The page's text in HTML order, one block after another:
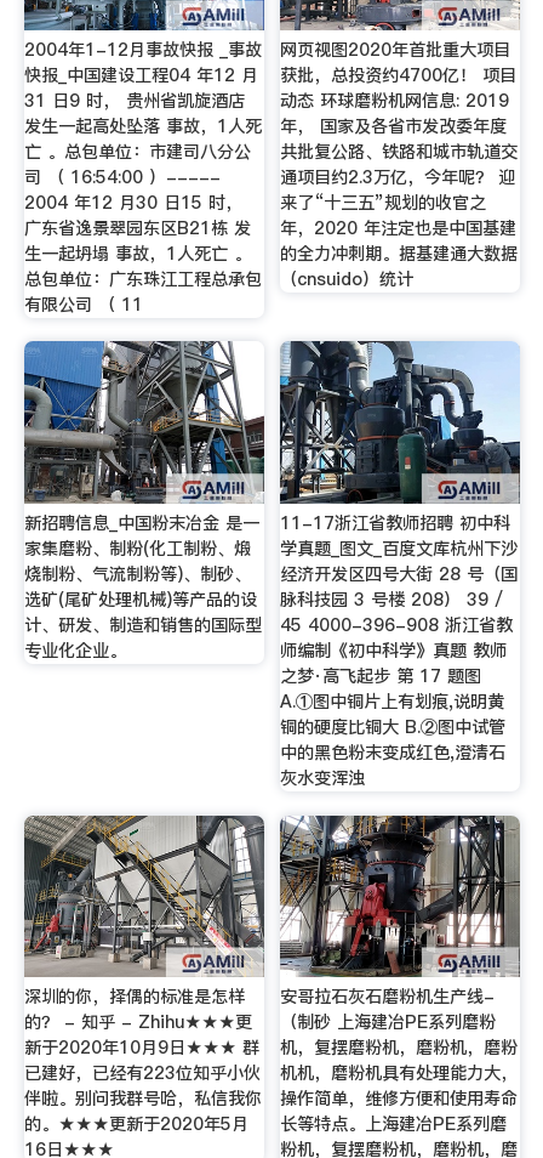
2004年1-12月事故快报 _事故
快报_中国建设工程04 年12 月
31 日9 时， 贵州省凯旋酒店
发生一起高处坠落 事故，1人死
亡 。总包单位：市建司八分公
司 （ 16:54:00 ）-----
2004 年12 月30 日15 时，
广东省逸景翠园东区B21栋 发
生一起坍塌 事故，1人死亡 。
总包单位：广东珠江工程总承包
有限公司 （ 11
网页视图2020年首批重大项目
获批，总投资约4700亿！ 项目
动态 环球磨粉机网信息: 2019
年， 国家及各省市发改委年度
共批复公路、铁路和城市轨道交
通项目约2.3万亿，今年呢？ 迎
来了“十三五”规划的收官之
年，2020 年注定也是中国基建
的全力冲刺期。据基建通大数据
（cnsuido）统计
新招聘信息_中国粉末冶金 是一
家集磨粉、制粉(化工制粉、煅
烧制粉、气流制粉等)、制砂、
选矿(尾矿处理机械)等产品的设
计、研发、制造和销售的国际型
专业化企业。
11-17浙江省教师招聘 初中科
学真题_图文_百度文库杭州下沙
经济开发区四号大街 28 号（国
脉科技园 3 号楼 208） 39 /
45 4000-396-908 浙江省教
师编制《初中科学》真题 教师
之梦·高飞起步 第 17 题图
A.①图中铜片上有划痕,说明黄
铜的硬度比铜大 B.②图中试管
中的黑色粉末变成红色,澄清石
灰水变浑浊
深圳的你，择偶的标准是怎样
的？ - 知乎 - Zhihu★★★更
新于2020年10月9日★★★ 群
已建好，已经有223位知乎小伙
伴啦。别问我群号哈，私信我你
的。★★★更新于2020年5月
16日★★★
安哥拉石灰石磨粉机生产线-
（制砂 上海建冶PE系列磨粉
机，复摆磨粉机，磨粉机，磨粉
机机，磨粉机具有处理能力大，
操作简单，维修方便和使用寿命
长等特点。上海建冶PE系列磨
粉机，复摆磨粉机，磨粉机，磨